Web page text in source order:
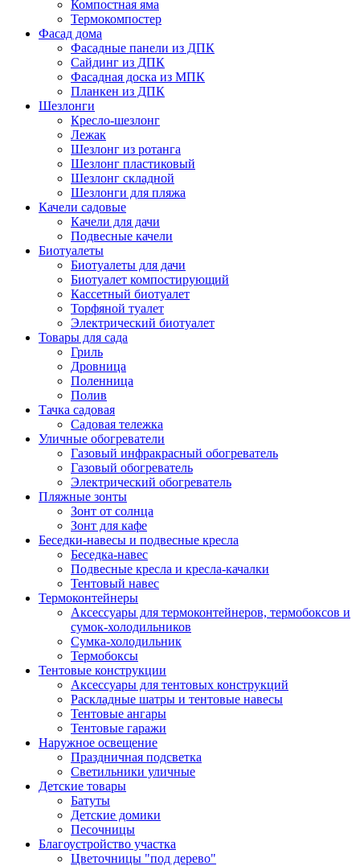
Компостная яма
Термокомпостер
Фасад дома
Фасадные панели из ДПК
Сайдинг из ДПК
Фасадная доска из МПК
Планкен из ДПК
Шезлонги
Кресло-шезлонг
Лежак
Шезлонг из ротанга
Шезлонг пластиковый
Шезлонг складной
Шезлонги для пляжа
Качели садовые
Качели для дачи
Подвесные качели
Биотуалеты
Биотуалеты для дачи
Биотуалет компостирующий
Кассетный биотуалет
Торфяной туалет
Электрический биотуалет
Товары для сада
Гриль
Дровница
Поленница
Полив
Тачка садовая
Садовая тележка
Уличные обогреватели
Газовый инфракрасный обогреватель
Газовый обогреватель
Электрический обогреватель
Пляжные зонты
Зонт от солнца
Зонт для кафе
Беседки-навесы и подвесные кресла
Беседка-навес
Подвесные кресла и кресла-качалки
Тентовый навес
Термоконтейнеры
Аксессуары для термоконтейнеров, термобоксов и
сумок-холодильников
Сумка-холодильник
Термобоксы
Тентовые конструкции
Аксессуары для тентовых конструкций
Раскладные шатры и тентовые навесы
Тентовые ангары
Тентовые гаражи
Наружное освещение
Праздничная подсветка
Светильники уличные
Детские товары
Батуты
Детские домики
Песочницы
Благоустройство участка
Цветочницы "под дерево"